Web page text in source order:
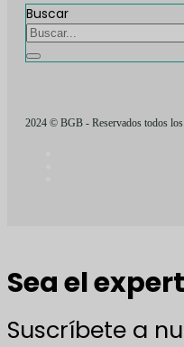
Buscar
2024 © BGB - Reservados todos los
Sea el
Suscríbete a